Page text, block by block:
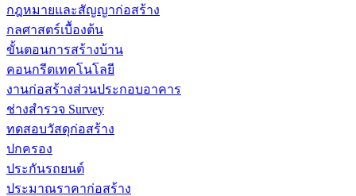
กฎหมายและสัญญาก่อสร้าง
กลศาสตร์เบื้องต้น
ขั้นตอนการสร้างบ้าน
คอนกรีตเทคโนโลยี
งานก่อสร้างส่วนประกอบอาคาร
ช่างสำรวจ Survey
ทดสอบวัสดุก่อสร้าง
ปกครอง
ประกันรถยนต์
ประมาณราคาก่อสร้าง